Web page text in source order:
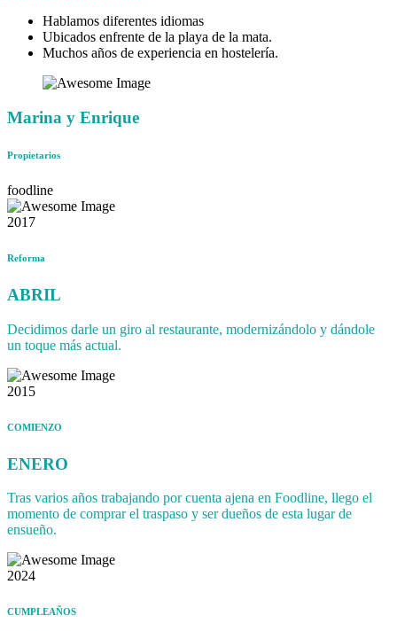
Hablamos diferentes idiomas
Ubicados enfrente de la playa de la mata.
Muchos años de experiencia en hostelería.
Marina y Enrique
Propietarios
foodline
2017
Reforma
ABRIL
Decidimos darle un giro al restaurante, modernizándolo y dándole
un toque más actual.
2015
COMIENZO
ENERO
Tras varios años trabajando por cuenta ajena en Foodline, llego el
momento de comprar el traspaso y ser dueños de esta lugar de
ensueño.
2024
CUMPLEAÑOS